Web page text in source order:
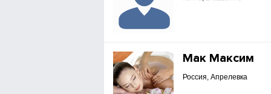
Мак Максим
Россия, Апрелевка